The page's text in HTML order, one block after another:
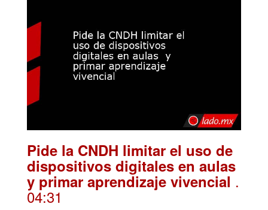
Pide la CNDH limitar el uso de
dispositivos digitales en aulas
y primar aprendizaje vivencial .
04:31